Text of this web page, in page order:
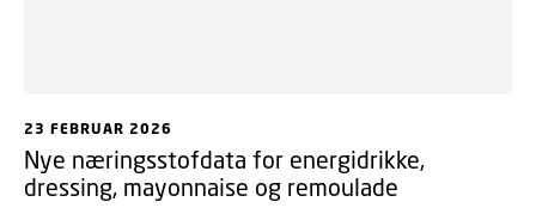
23 FEBRUAR 2026
Nye næringsstofdata for energidrikke,
dressing, mayonnaise og remoulade